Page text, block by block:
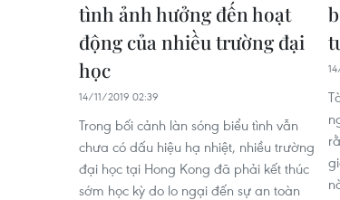
tình ảnh hưởng đến hoạt
động của nhiều trường đại
học
14/11/2019 02:39
Trong bối cảnh làn sóng biểu tình vẫn
chưa có dấu hiệu hạ nhiệt, nhiều trường
đại học tại Hong Kong đã phải kết thúc
sớm học kỳ do lo ngại đến sự an toàn